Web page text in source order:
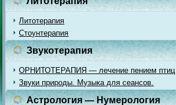
Литотерапия
Стоунтерапия
Звукотерапия
ОРНИТОТЕРАПИЯ — лечение пением птиц
Звуки природы. Музыка для сеансов.
Астрология — Нумерология